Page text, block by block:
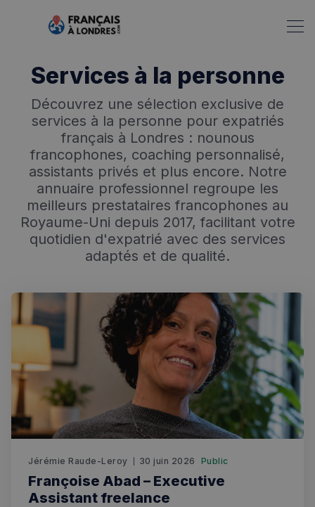
Services à la personne
Découvrez une sélection exclusive de
services à la personne pour expatriés
français à Londres : nounous
francophones, coaching personnalisé,
assistants privés et plus encore. Notre
annuaire professionnel regroupe les
meilleurs prestataires francophones au
Royaume-Uni depuis 2017, facilitant votre
quotidien d'expatrié avec des services
adaptés et de qualité.
Jérémie Raude-Leroy 30 juin 2026 Public
Françoise Abad – Executive
Assistant freelance